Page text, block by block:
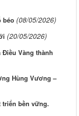
béo (08/05/2026)
(20/05/2026)
Vàng thành
Hùng Vương –
triển bền vững.